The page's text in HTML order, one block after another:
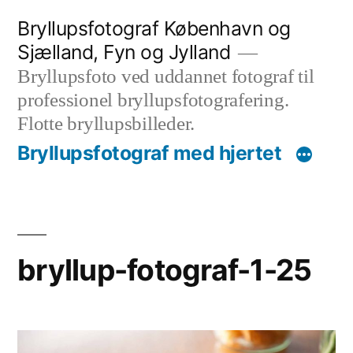
indhold
Bryllupsfotograf København og
Sjælland, Fyn og Jylland
Bryllupsfoto ved uddannet fotograf til
professionel bryllupsfotografering.
Flotte bryllupsbilleder.
Bryllupsfotograf med hjertet
bryllup-fotograf-1-25